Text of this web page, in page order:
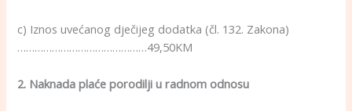
c) Iznos uvećanog dječijeg dodatka (čl. 132. Zakona)
………………………………………49,50KM
2. Naknada plaće porodilji u radnom odnosu